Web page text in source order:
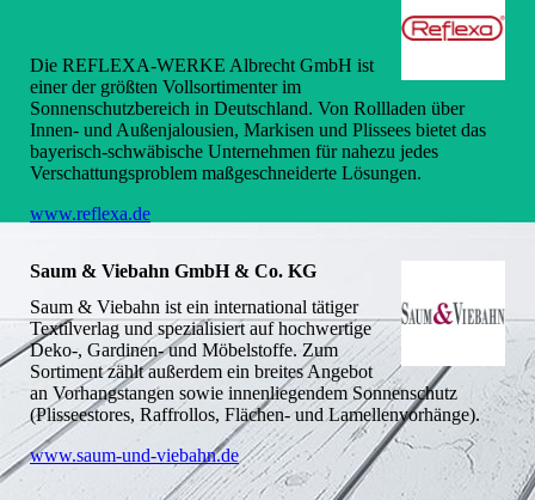
Die REFLEXA-WERKE Albrecht GmbH ist
einer der größten Vollsortimenter im
Sonnenschutzbereich in Deutschland. Von Rollladen über
Innen- und Außenjalousien, Markisen und Plissees bietet das
bayerisch-schwäbische Unternehmen für nahezu jedes
Verschattungsproblem maßgeschneiderte Lösungen.
www.reflexa.de
Saum & Viebahn GmbH & Co. KG
Saum & Viebahn ist ein international tätiger
Textilverlag und spezialisiert auf hochwertige
Deko-, Gardinen- und Möbelstoffe. Zum
Sortiment zählt außerdem ein breites Angebot
an Vorhangstangen sowie innenliegendem Sonnenschutz
(Plisseestores, Raffrollos, Flächen- und Lamellenvorhänge).
www.saum-und-viebahn.de